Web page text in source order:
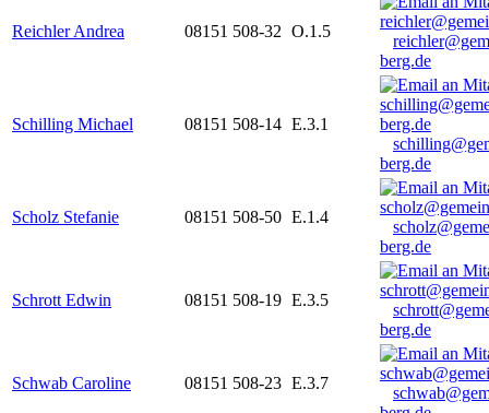
Reichler Andrea 08151 508-32 O.1.5
berg.de
Schilling Michael 08151 508-14 E.3.1
berg.de
Scholz Stefanie 08151 508-50 E.1.4
berg.de
Schrott Edwin 08151 508-19 E.3.5
berg.de
Schwab Caroline 08151 508-23 E.3.7